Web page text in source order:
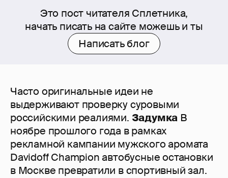
Это пост читателя Сплетника,
начать писать на сайте можешь и ты
Написать блог
Часто оригинальные идеи не
выдерживают проверку суровыми
российскими реалиями. Задумка В
ноябре прошлого года в рамках
рекламной кампании мужского аромата
Davidoff Champion автобусные остановки
в Москве превратили в спортивный зал.